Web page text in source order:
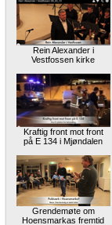
Rein Alexander i
Vestfossen kirke
Kraftig front mot front
på E 134 i Mjøndalen
Grendemøte om
Hoensmarkas fremtid